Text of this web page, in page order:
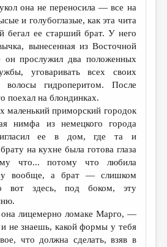
она не переносила — все на
и голубоглазые, как эта чита
бегал ее старший брат. У него
вынесенная из Восточной
он прослужил два положенных
уговаривать всех своих
волосы гидроперитом. После
поехал на блондинках.
маленький приморский городок
нимфа из немецкого города
ее в дом, где та и
на кухне была готова глаза
что... потому что любила
вообще, а брат — слишком
вот здесь, под боком, эту
лицемерно ломаке Марго, —
не знаешь, какой формы у тебя
что должна сделать, взяв в